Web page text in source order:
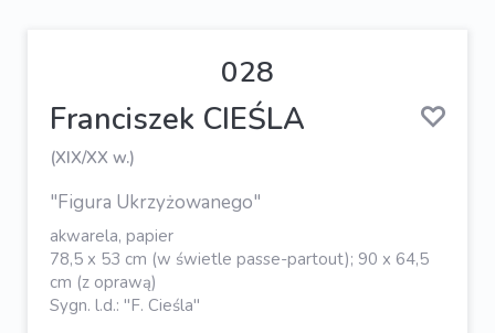
028
Franciszek CIEŚLA
(XIX/XX w.)
"Figura Ukrzyżowanego"
akwarela, papier
78,5 x 53 cm (w świetle passe-partout); 90 x 64,5
cm (z oprawą)
Sygn. l.d.: "F. Cieśla"